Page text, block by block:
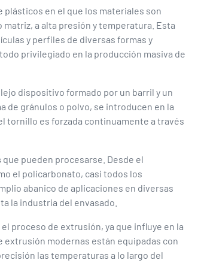
en el que los materiales son
a alta presión y temperatura. Esta
y perfiles de diversas formas y
privilegiado en la producción masiva de
dispositivo formado por un barril y un
de gránulos o polvo, se introducen en la
tornillo es forzada continuamente a través
que pueden procesarse. Desde el
el policarbonato, casi todos los
abanico de aplicaciones en diversas
la industria del envasado.
proceso de extrusión, ya que influye en la
extrusión modernas están equipadas con
las temperaturas a lo largo del